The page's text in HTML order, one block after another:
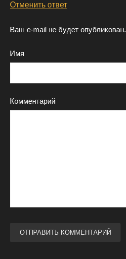
Отменить ответ
Ваш e-mail не будет опубликован.
Имя
Комментарий